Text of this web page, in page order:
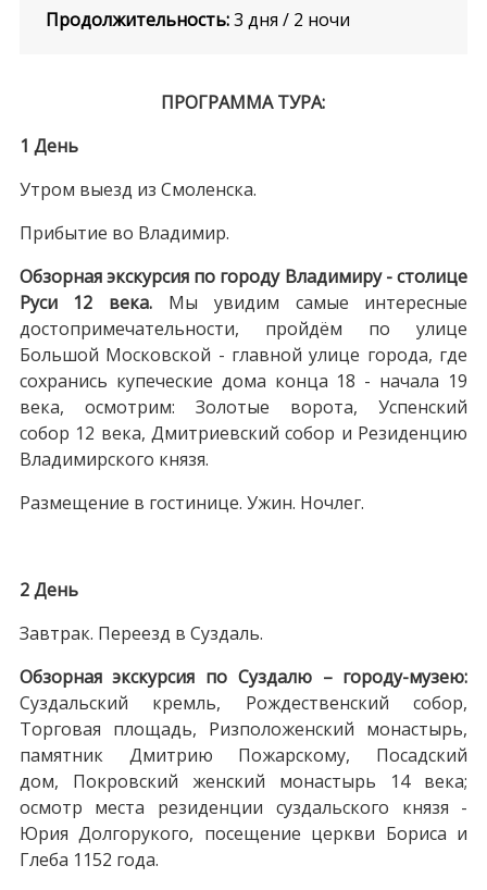
Продолжительность: 3 дня / 2 ночи
ПРОГРАММА ТУРА:
1 День
Утром выезд из Смоленска.
Прибытие во Владимир.
Обзорная экскурсия по городу Владимиру - столице
Руси 12 века. Мы увидим самые интересные
достопримечательности, пройдём по улице
Большой Московской - главной улице города, где
сохранись купеческие дома конца 18 - начала 19
века, осмотрим: Золотые ворота, Успенский
собор 12 века, Дмитриевский собор и Резиденцию
Владимирского князя.
Размещение в гостинице. Ужин. Ночлег.
2 День
Завтрак. Переезд в Суздаль.
Обзорная экскурсия по Суздалю – городу-музею:
Суздальский кремль, Рождественский собор,
Торговая площадь, Ризположенский монастырь,
памятник Дмитрию Пожарскому, Посадский
дом, Покровский женский монастырь 14 века;
осмотр места резиденции суздальского князя -
Юрия Долгорукого, посещение церкви Бориса и
Глеба 1152 года.